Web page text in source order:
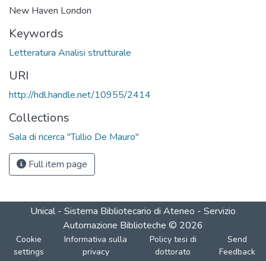
New Haven London
Keywords
Letteratura Analisi strutturale
URI
http://hdl.handle.net/10955/2414
Collections
Sala di ricerca "Tullio De Mauro"
Full item page
Unical - Sistema Bibliotecario di Ateneo - Servizio
Automazione Biblioteche © 2026
Cookie
settings
Informativa sulla
privacy
Policy tesi di
dottorato
Send
Feedback